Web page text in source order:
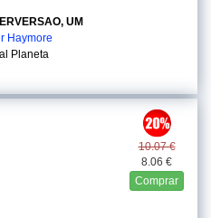
UM
Haymore
Planeta
10.07 €
8.06 €
Comprar